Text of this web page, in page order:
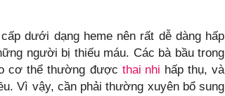
dưới dạng heme nên rất dễ dàng hấp
người bị thiếu máu. Các bà bầu trong
cơ thể thường được thai nhi hấp thụ, và
Vì vậy, cần phải thường xuyên bổ sung